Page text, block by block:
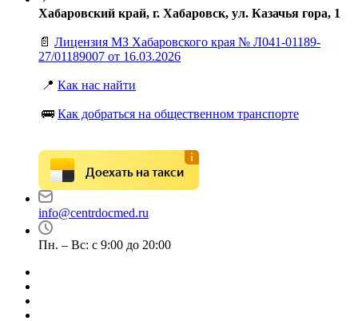
Хабаровский край, г. Хабаровск, ул. Казачья гора, 1
📄 Лицензия МЗ Хабаровского края № Л041-01189-
27/01189007 от 16.03.2026
📍 Как нас найти
🚌 Как добраться на общественном транспорте
Доехать на такси
info@centrdocmed.ru
Пн. – Вс: с 9:00 до 20:00